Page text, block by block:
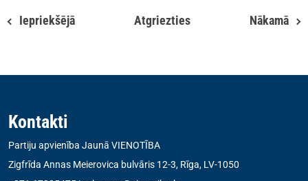
Iepriekšējā Atgriezties Nākamā
Kontakti
Partiju apvienība Jaunā VIENOTĪBA
Zigfrīda Annas Meierovica bulvāris 12-3, Rīga, LV-1050